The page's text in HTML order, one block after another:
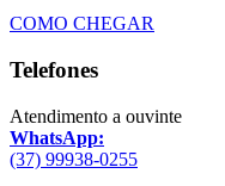
COMO CHEGAR
Telefones
Atendimento a ouvinte
WhatsApp:
(37) 99938-0255